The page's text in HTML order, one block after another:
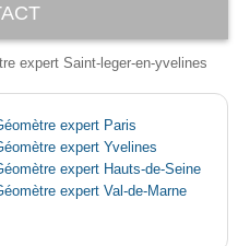
expert Saint-leger-en-yvelines
expert Paris
expert Yvelines
expert Hauts-de-Seine
expert Val-de-Marne